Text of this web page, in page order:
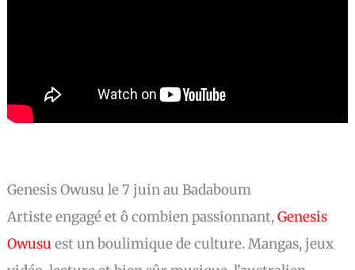
Genesis Owusu le 7 juin au Badaboum
Artiste engagé et ô combien passionnant,Genesis
Owusu est un boulimique de culture. Mangas, jeux